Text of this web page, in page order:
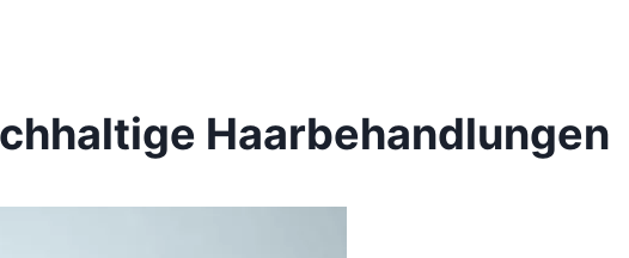
Haarbehandlungen